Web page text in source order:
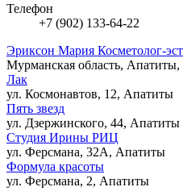
Телефон
+7 (902) 133-64-22
Эриксон Мария Косметолог-
Мурманская область,
Лак
ул. Космонавтов, 12, Апатиты
Пять звезд
ул. Дзержинского, 44, Апатиты
Студия Ирины РИЦ
ул. Ферсмана, 32А, Апатиты
Формула красоты
ул. Ферсмана, 2, Апатиты